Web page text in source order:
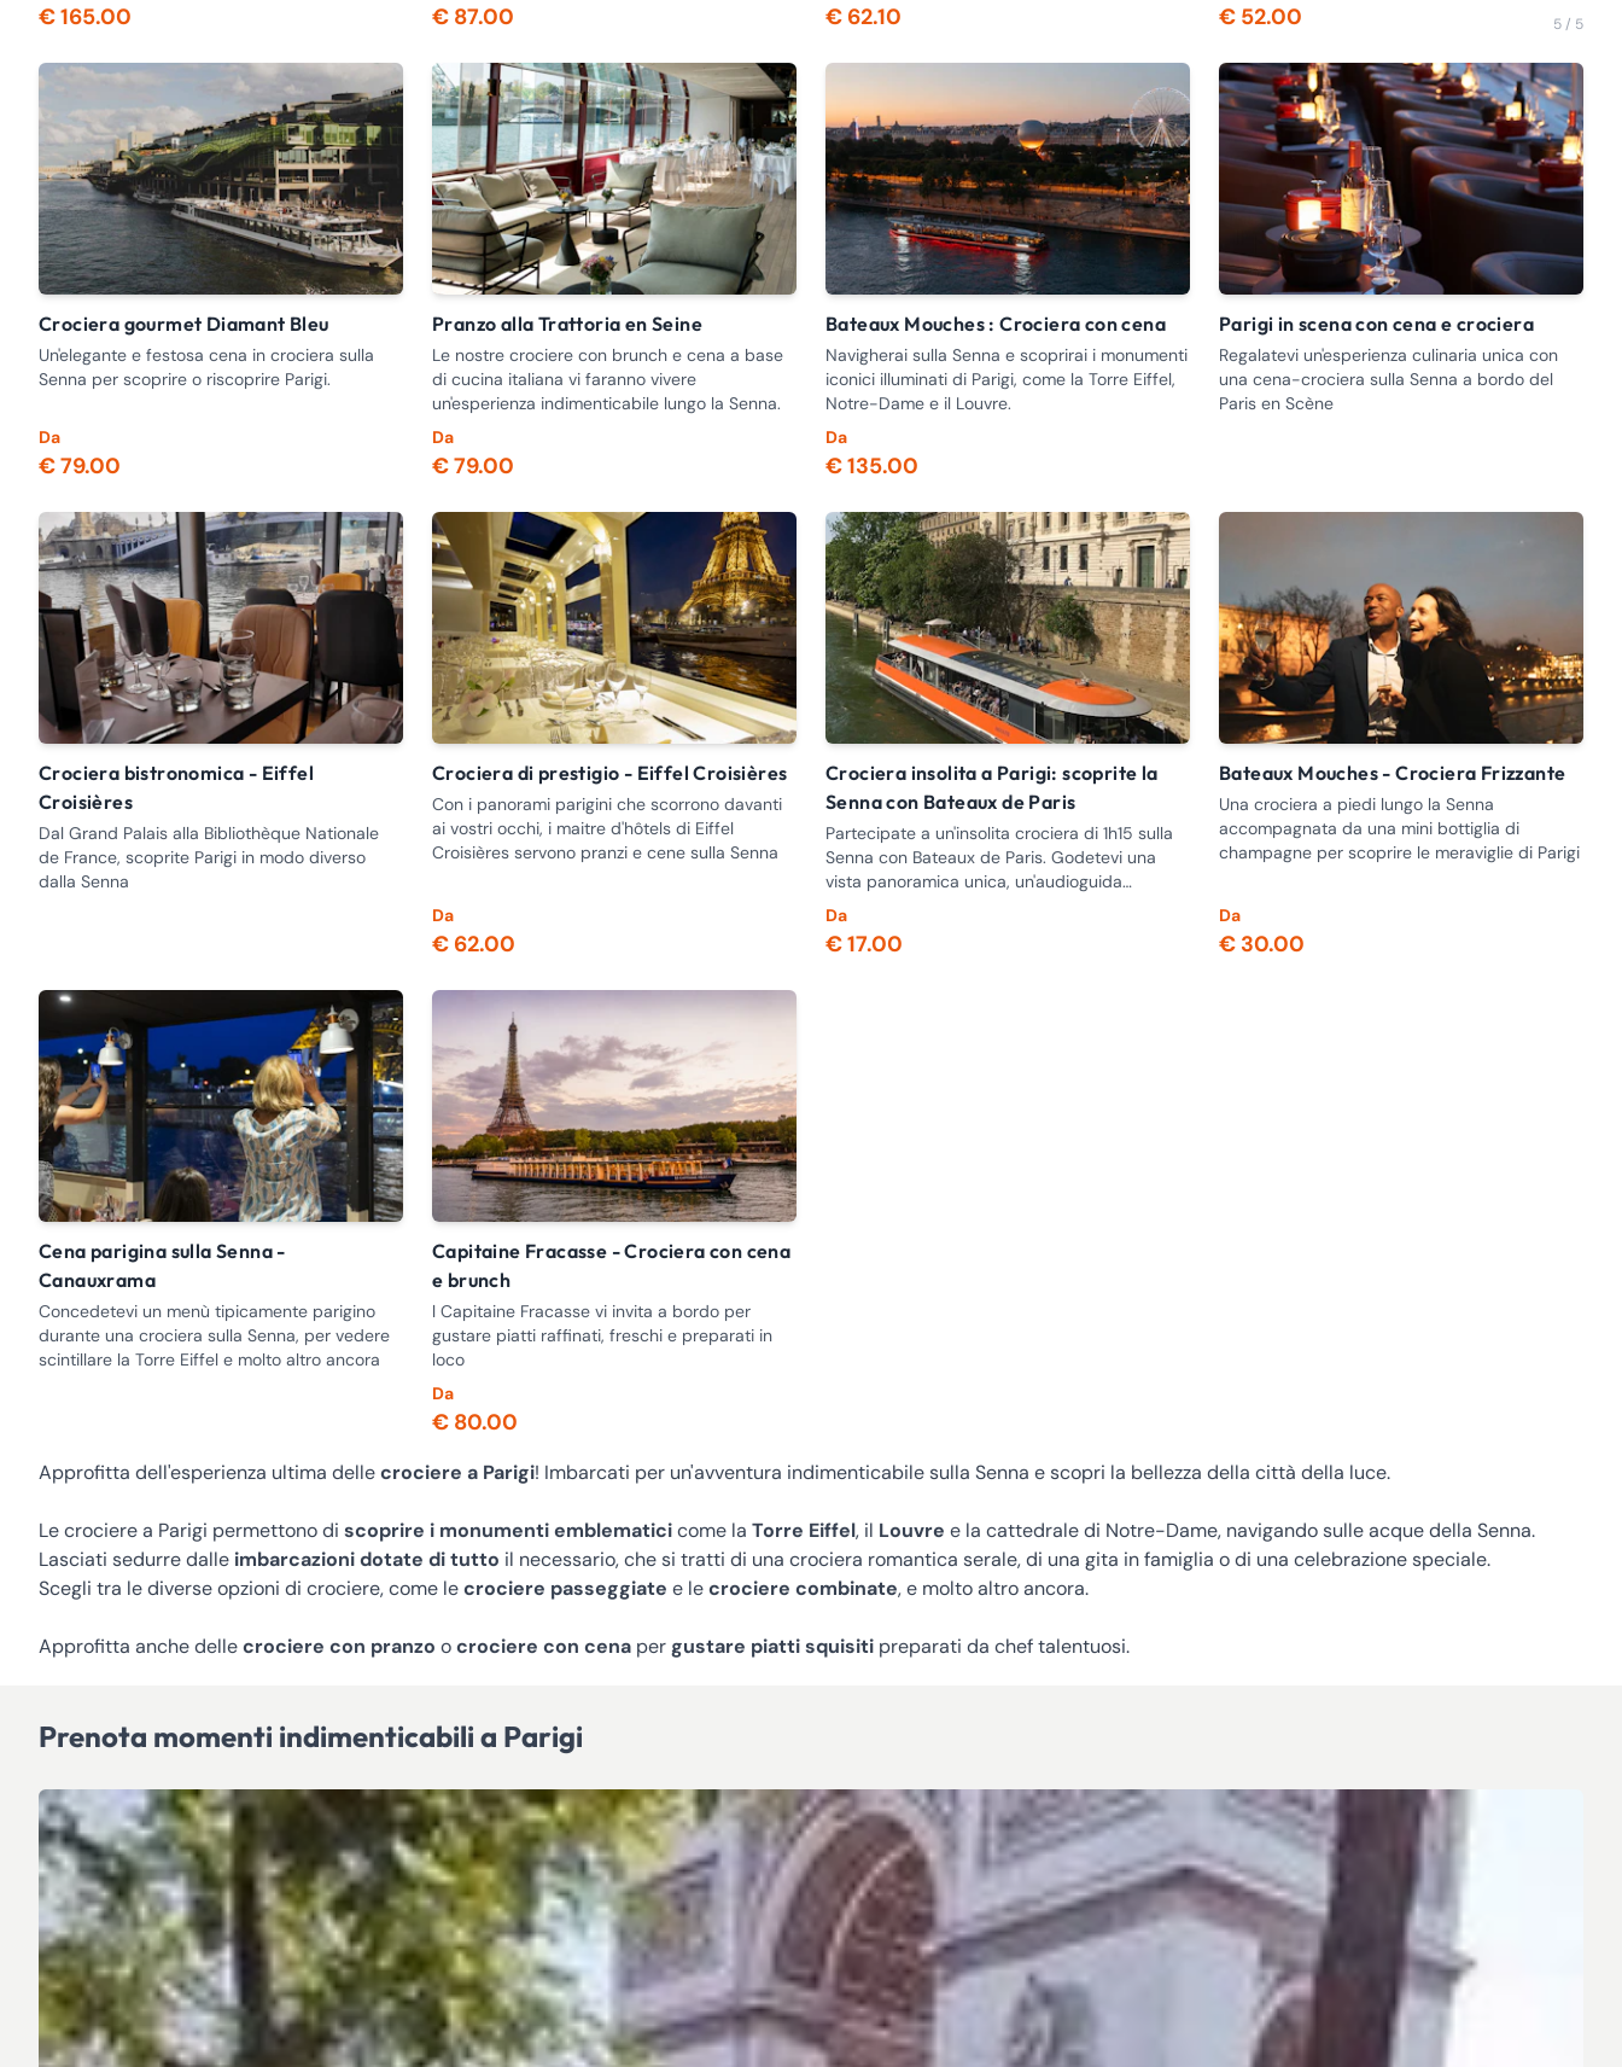
€ 165.00 € 87.00 € 62.10 € 52.00 5 / 5
Crociera gourmet Diamant Bleu
Un'elegante e festosa cena in crociera sulla
Senna per scoprire o riscoprire Parigi.
Da
€ 79.00
Pranzo alla Trattoria en Seine
Le nostre crociere con brunch e cena a base
di cucina italiana vi faranno vivere
un'esperienza indimenticabile lungo la Senna.
Da
€ 79.00
Bateaux Mouches : Crociera con cena
Navigherai sulla Senna e scoprirai i monumenti
iconici illuminati di Parigi, come la Torre Eiffel,
Notre-Dame e il Louvre.
Da
€ 135.00
Parigi in scena con cena e crociera
Regalatevi un'esperienza culinaria unica con
una cena-crociera sulla Senna a bordo del
Paris en Scène
Crociera bistronomica - Eiffel
Croisières
Dal Grand Palais alla Bibliothèque Nationale
de France, scoprite Parigi in modo diverso
dalla Senna
Crociera di prestigio - Eiffel Croisières
Con i panorami parigini che scorrono davanti
ai vostri occhi, i maitre d'hôtels di Eiffel
Croisières servono pranzi e cene sulla Senna
Da
€ 62.00
Crociera insolita a Parigi: scoprite la
Senna con Bateaux de Paris
Partecipate a un'insolita crociera di 1h15 sulla
Senna con Bateaux de Paris. Godetevi una
vista panoramica unica, un'audioguida
multilingue gratuita e uno snack bar.
Da
€ 17.00
Bateaux Mouches - Crociera Frizzante
Una crociera a piedi lungo la Senna
accompagnata da una mini bottiglia di
champagne per scoprire le meraviglie di Parigi
Da
€ 30.00
Cena parigina sulla Senna -
Canauxrama
Concedetevi un menù tipicamente parigino
durante una crociera sulla Senna, per vedere
scintillare la Torre Eiffel e molto altro ancora
Capitaine Fracasse - Crociera con cena
e brunch
l Capitaine Fracasse vi invita a bordo per
gustare piatti raffinati, freschi e preparati in
loco
Da
€ 80.00
Approfitta dell'esperienza ultima dellecrociere a Parigi! Imbarcati per un'avventura indimenticabile sulla Senna e scopri la bellezza della città della luce.
Le crociere a Parigi permettono di scoprire i monumenti emblematicicome la Torre Eiffel, il Louvre e la cattedrale di Notre-Dame, navigando sulle acque della Senna.
Lasciati sedurre dalle imbarcazioni dotate di tutto il necessario, che si tratti di una crociera romantica serale, di una gita in famiglia o di una celebrazione speciale.
Scegli tra le diverse opzioni di crociere, come lecrociere passeggiate e lecrociere combinate, e molto altro ancora.
Approfitta anche dellecrociere con pranzo ocrociere con cena pergustare piatti squisiti preparati da chef talentuosi.
Prenota momenti indimenticabili a Parigi